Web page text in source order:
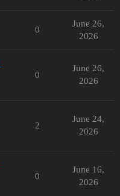
0
June 26,
2026
0
June 26,
2026
2
June 24,
2026
0
June 16,
2026